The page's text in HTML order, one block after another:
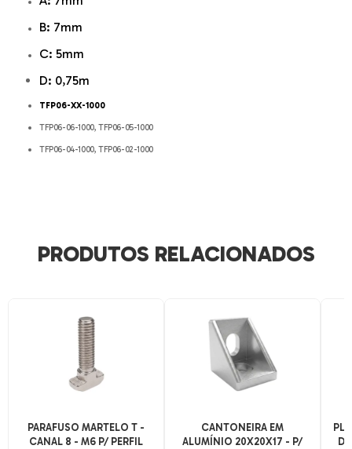
B: 7mm
C: 5mm
D: 0,75m
TFP06-XX-1000
TFP06-06-1000, TFP06-05-1000
TFP06-04-1000, TFP06-02-1000
PRODUTOS RELACIONADOS
PARAFUSO MARTELO T -
CANAL 8 - M6 P/ PERFIL
CANTONEIRA EM
ALUMÍNIO 20X20X17 - P/